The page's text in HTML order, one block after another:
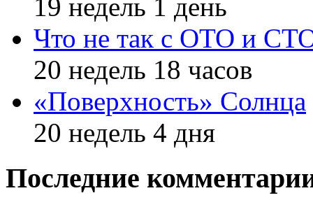
19 недель 1 день
Что не так с ОТО и
20 недель 18 часов
«Поверхность» Солнца
20 недель 4 дня
Последние